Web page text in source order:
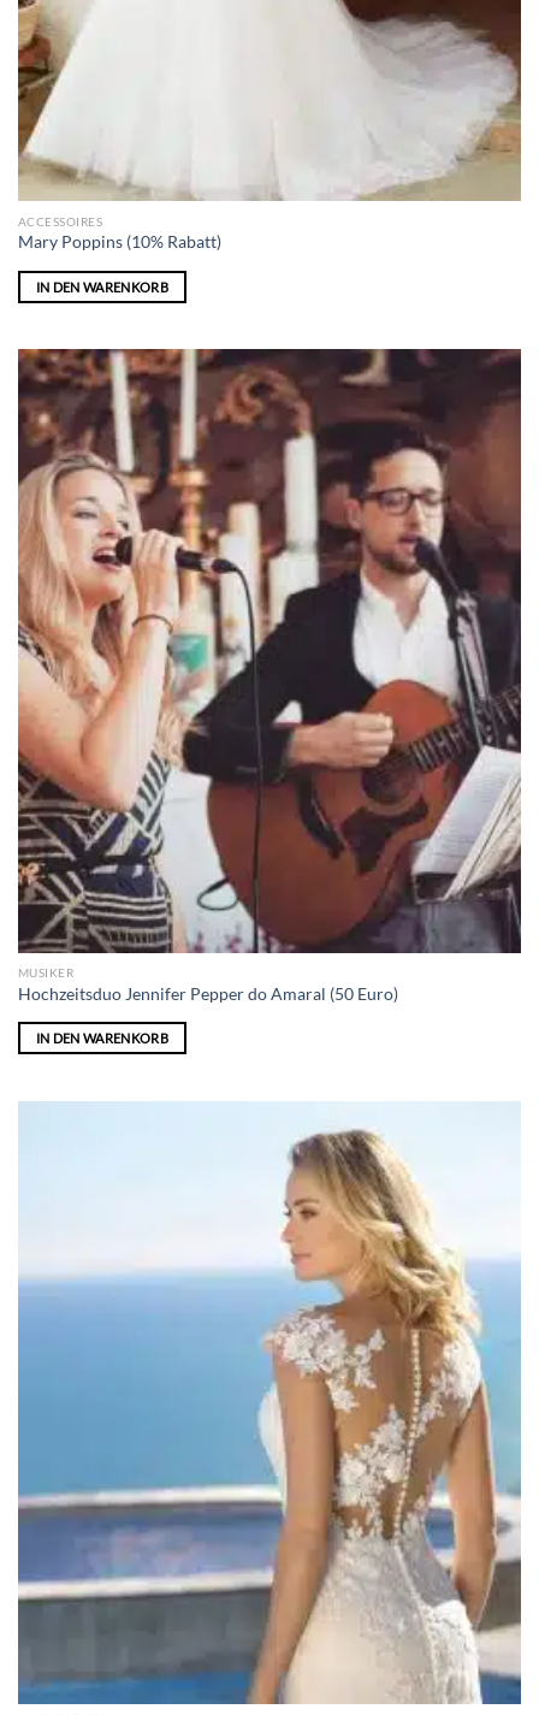
ACCESSOIRES
Mary Poppins (10% Rabatt)
IN DEN WARENKORB
MUSIKER
Hochzeitsduo Jennifer Pepper do Amaral (50 Euro)
IN DEN WARENKORB